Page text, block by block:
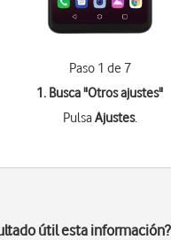
Paso 1 de 7
1. Busca "Otros ajustes"
PulsaAjustes.
útil esta información?